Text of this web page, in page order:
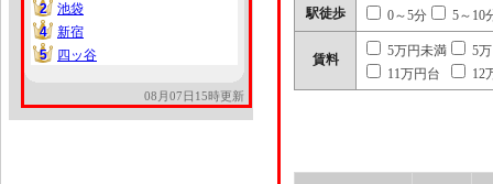
2
2
池袋
4
4
新宿
5
5 四ッ谷
08月07日15時更新
駅徒歩 0～5分 5～10
賃料
5万円未満
5
11万円台
12